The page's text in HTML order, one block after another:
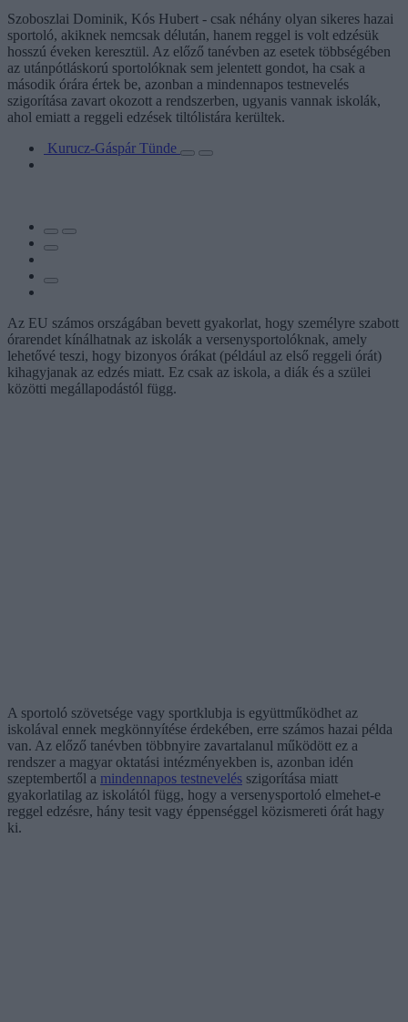
Szoboszlai Dominik, Kós Hubert - csak néhány olyan sikeres hazai
sportoló, akiknek nemcsak délután, hanem reggel is volt edzésük
hosszú éveken keresztül. Az előző tanévben az esetek többségében
az utánpótláskorú sportolóknak sem jelentett gondot, ha csak a
második órára értek be, azonban a mindennapos testnevelés
szigorítása zavart okozott a rendszerben, ugyanis vannak iskolák,
ahol emiatt a reggeli edzések tiltólistára kerültek.
Kurucz-Gáspár Tünde
Az EU számos országában bevett gyakorlat, hogy személyre szabott
órarendet kínálhatnak az iskolák a versenysportolóknak, amely
lehetővé teszi, hogy bizonyos órákat (például az első reggeli órát)
kihagyjanak az edzés miatt. Ez csak az iskola, a diák és a szülei
közötti megállapodástól függ.
A sportoló szövetsége vagy sportklubja is együttműködhet az
iskolával ennek megkönnyítése érdekében, erre számos hazai példa
van. Az előző tanévben többnyire zavartalanul működött ez a
rendszer a magyar oktatási intézményekben is, azonban idén
szeptembertől a mindennapos testnevelés szigorítása miatt
gyakorlatilag az iskolától függ, hogy a versenysportoló elmehet-e
reggel edzésre, hány tesit vagy éppenséggel közismereti órát hagy
ki.